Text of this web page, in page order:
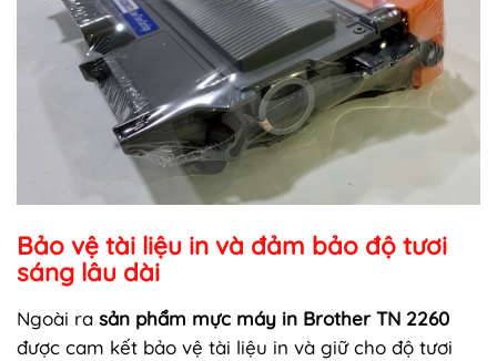
Bảo vệ tài liệu in và đảm bảo độ tươi
sáng lâu dài
Ngoài ra sản phẩm mực máy in Brother TN 2260
được cam kết bảo vệ tài liệu in và giữ cho độ tươi